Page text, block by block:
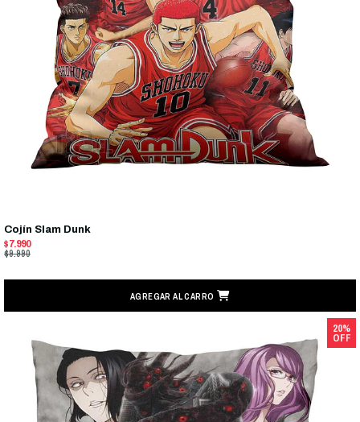
Cojín Slam Dunk
$7.990
$9.990
AGREGAR AL CARRO
20%
OFF